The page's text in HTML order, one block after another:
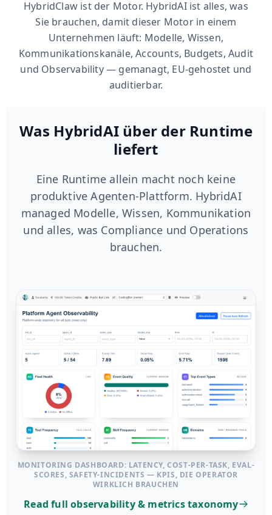
HybridClaw ist der Motor. HybridAI ist alles, was
Sie brauchen, damit dieser Motor in einem
Unternehmen läuft: Modelle, Wissen,
Kommunikationskanäle, Accounts, Budgets, Audit
und Observability — gemanagt, EU-gehostet und
auditierbar.
Was HybridAI über der Runtime
liefert
Eine Runtime allein macht noch keine
produktive Agenten-Plattform. HybridAI
managed Modelle, Wissen, Kommunikation
und alles, was Compliance und Operations
brauchen.
MONITORING DASHBOARD: LATENCY, COST-PER-TASK, EVAL-
SCORES, SAFETY-INCIDENTS — KPIS, DIE OPERATOR
WIRKLICH BRAUCHEN
Read full observability & metrics taxonomy